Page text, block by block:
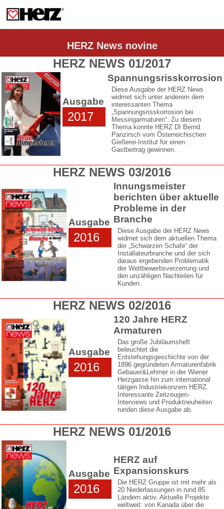
HERZ News novine
HERZ NEWS 01/2017
Ausgabe
2017
Spannungsrisskorrosion
Diese Ausgabe der HERZ News
widmet sich unter anderem dem
interessanten Thema
„Spannungsrisskorrosion bei
Messingarmaturen“. Zu diesem
Thema konnte HERZ DI Bernd
Panzirsch vom Österreichischen
Gießerei-Institut für einen
Gastbeitrag gewinnen.
HERZ NEWS 03/2016
Ausgabe
2016
Innungsmeister
berichten über aktuelle
Probleme in der
Branche
Diese Ausgabe der HERZ News
widmet sich dem aktuellen Thema
der „Schwarzen Schafe“ der
Installateurbranche und der sich
daraus ergebenden Problematik
der Wettbewerbsverzerrung und
den unzähligen Nachteilen für
Kunden.
HERZ NEWS 02/2016
Ausgabe
2016
120 Jahre HERZ
Armaturen
Das große Jubiläumsheft
beleuchtet die
Entstehungsgeschichte von der
1896 gegründeten Armaturenfabrik
Gebauer&Lehrner in der Wiener
Herzgasse hin zum international
tätigen Industriekonzern HERZ.
Interessante Zeitzeugen-
Interviews und Produktneuheiten
runden diese Ausgabe ab.
HERZ NEWS 01/2016
Ausgabe
2016
HERZ auf
Expansionskurs
Die HERZ Gruppe ist mit mehr als
20 Niederlassungen in rund 85
Ländern aktiv. Aktuelle Projekte
weltweit: von Kanada über die